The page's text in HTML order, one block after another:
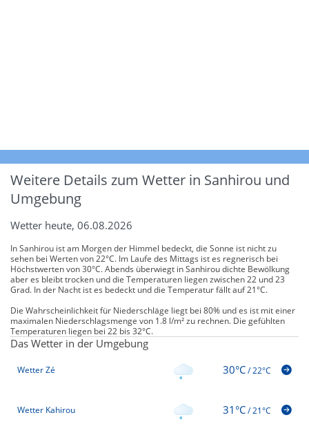
Weitere Details zum Wetter in Sanhirou und
Umgebung
Wetter heute, 06.08.2026
In Sanhirou ist am Morgen der Himmel bedeckt, die Sonne ist nicht zu
sehen bei Werten von 22°C. Im Laufe des Mittags ist es regnerisch bei
Höchstwerten von 30°C. Abends überwiegt in Sanhirou dichte Bewölkung
aber es bleibt trocken und die Temperaturen liegen zwischen 22 und 23
Grad. In der Nacht ist es bedeckt und die Temperatur fällt auf 21°C.
Die Wahrscheinlichkeit für Niederschläge liegt bei 80% und es ist mit einer
maximalen Niederschlagsmenge von 1.8 l/m² zu rechnen. Die gefühlten
Temperaturen liegen bei 22 bis 32°C.
Das Wetter in der Umgebung
Wetter Zé 30°C/22°C
Wetter Kahirou 31°C/21°C